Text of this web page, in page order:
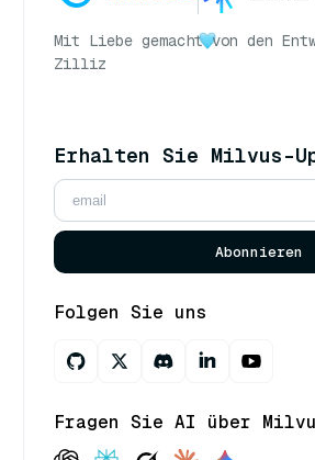
Mit Liebe gemacht von den
Zilliz
Erhalten Sie Milvus-
Abonnieren
Folgen Sie uns
Fragen Sie AI über